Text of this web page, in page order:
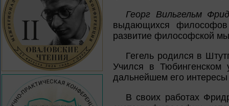
Георг Вильгельм
выдающихся
развитие философской
Гегель родился в
Учился в Тюбингенском
дальнейшем его
В своих работах